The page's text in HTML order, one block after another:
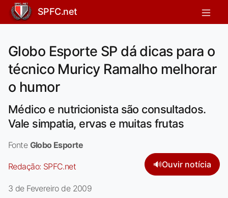
SPFC.net
Globo Esporte SP dá dicas para o
técnico Muricy Ramalho melhorar
o humor
Médico e nutricionista são consultados.
Vale simpatia, ervas e muitas frutas
Fonte Globo Esporte
Redação: SPFC.net 🔊Ouvir notícia
3 de Fevereiro de 2009